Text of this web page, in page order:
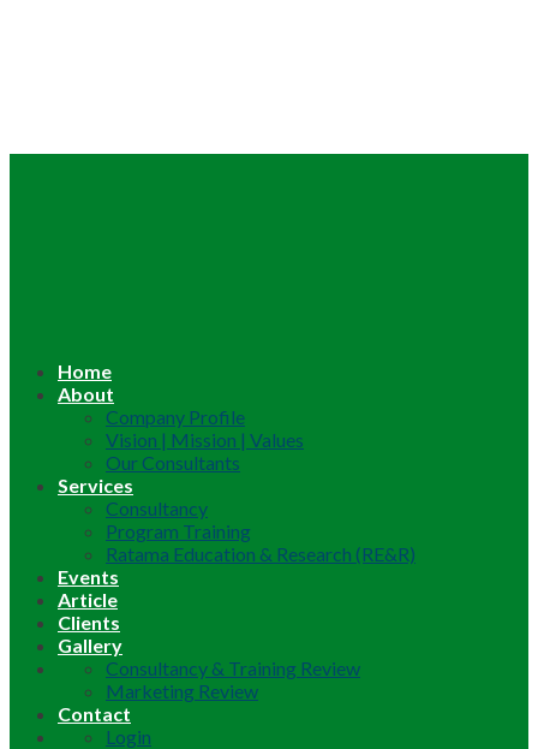
Home
About
Company Profile
Vision | Mission | Values
Our Consultants
Services
Consultancy
Program Training
Ratama Education & Research (RE&R)
Events
Article
Clients
Gallery
Consultancy & Training Review
Marketing Review
Contact
Login